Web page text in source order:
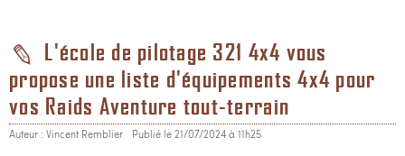
L'école de pilotage 321 4x4 vous
propose une liste d'équipements 4x4 pour
vos Raids Aventure tout-terrain
Auteur : Vincent Remblier Publié le 21/07/2024 à 11h25